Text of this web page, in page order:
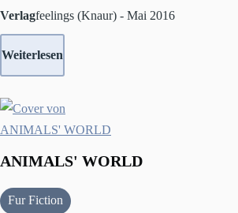
Verlagfeelings (Knaur) - Mai 2016
Weiterlesen
ANIMALS' WORLD
Fur Fiction